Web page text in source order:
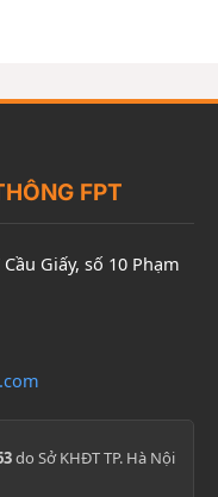
FPT
Giấy, số 10 Phạm
do Sở KHĐT TP. Hà Nội